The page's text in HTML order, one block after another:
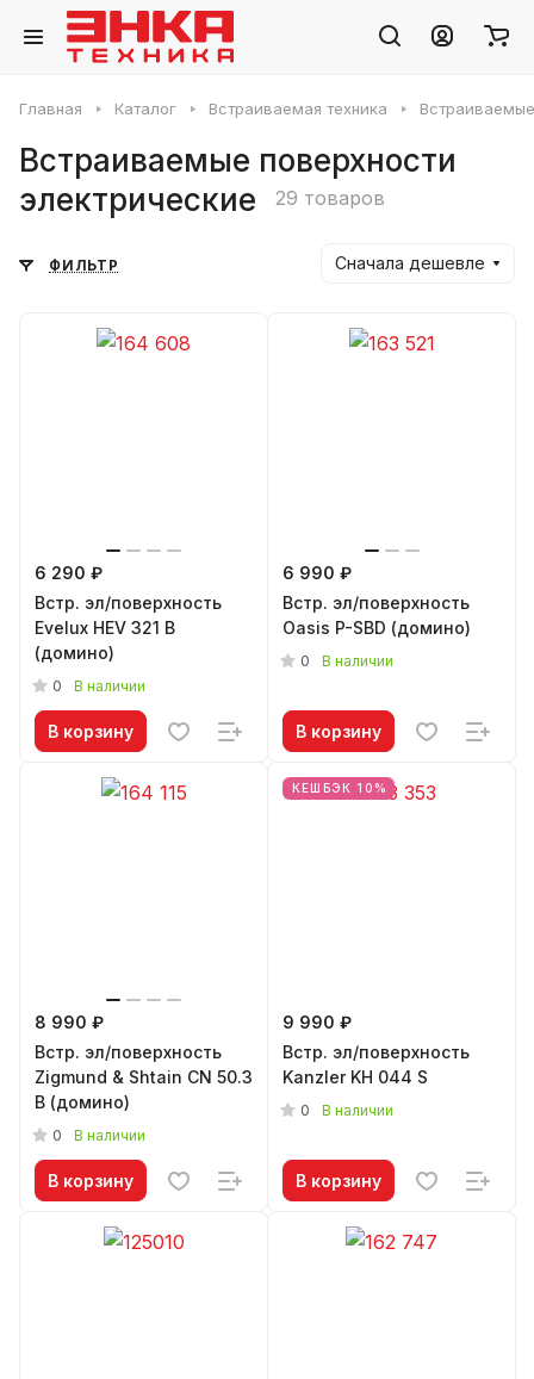
Главная Каталог Встраиваемая техника
Встраиваемые поверхности
электрические
29 товаров
ФИЛЬТР Сначала дешевле
6 290 ₽
Встр. эл/поверхность
Evelux HEV 321 B
(домино)
0 В наличии
В корзину
6 990 ₽
Встр. эл/поверхность
Oasis P-SBD (домино)
0 В наличии
В корзину
8 990 ₽
Встр. эл/поверхность
Zigmund & Shtain CN 50.3
B (домино)
0 В наличии
В корзину
КЕШБЭК 10%
9 990 ₽
Встр. эл/поверхность
Kanzler KH 044 S
0 В наличии
В корзину